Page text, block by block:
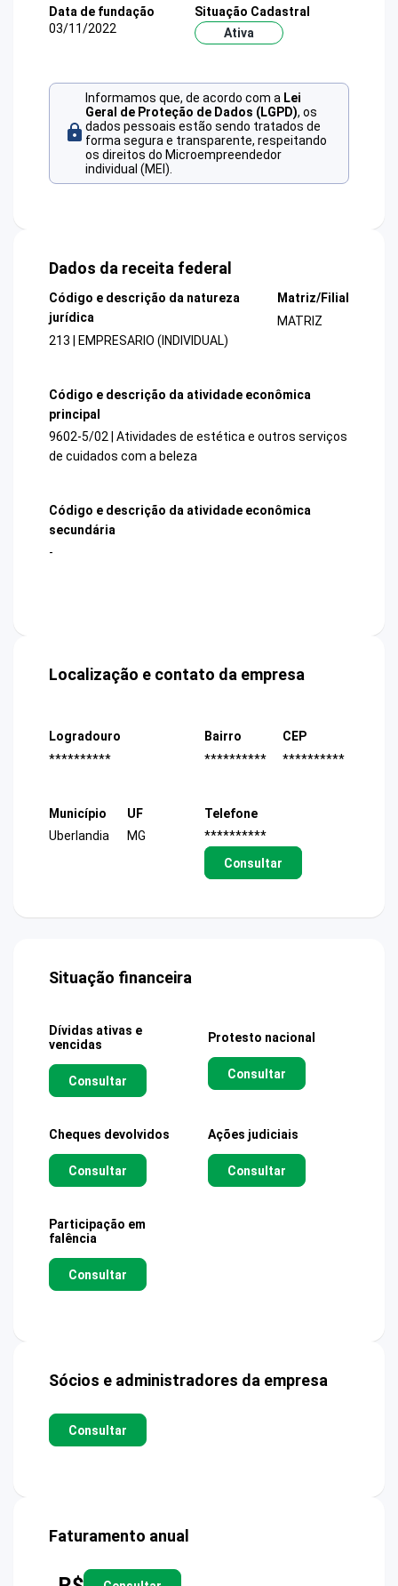
Data de fundação
03/11/2022
Situação Cadastral
Ativa
Informamos que, de acordo com a Lei
Geral de Proteção de Dados (LGPD), os
dados pessoais estão sendo tratados de
forma segura e transparente, respeitando
os direitos do Microempreendedor
individual (MEI).
Dados da receita federal
Código e descrição da natureza
jurídica
213 | EMPRESARIO (INDIVIDUAL)
Matriz/Filial
MATRIZ
Código e descrição da atividade econômica
principal
9602-5/02 | Atividades de estética e outros serviços
de cuidados com a beleza
Código e descrição da atividade econômica
secundária
-
Localização e contato da empresa
Logradouro
**********
Bairro
**********
CEP
**********
Município
Uberlandia
UF
MG
Telefone
**********
Consultar
Situação financeira
Dívidas ativas e
vencidas
Consultar
Protesto nacional
Consultar
Cheques devolvidos
Consultar
Ações judiciais
Consultar
Participação em
falência
Consultar
Sócios e administradores da empresa
Consultar
Faturamento anual